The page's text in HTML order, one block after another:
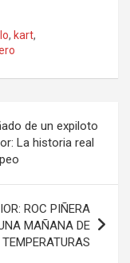
, kart,
de un expiloto
La historia real
ROC PIÑERA
MAÑANA DE